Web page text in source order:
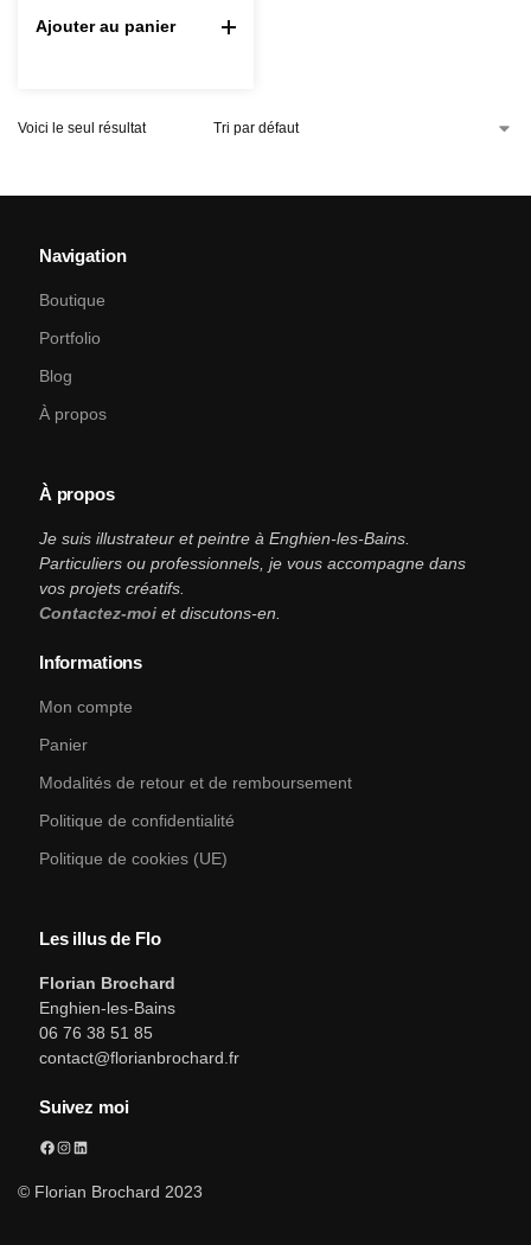
Ajouter au panier
Voici le seul résultat
Navigation
Boutique
Portfolio
Blog
À propos
À propos
Je suis illustrateur et peintre à Enghien-les-Bains.
Particuliers ou professionnels, je vous accompagne dans
vos projets créatifs.
Contactez-moi et discutons-en.
Informations
Mon compte
Panier
Modalités de retour et de remboursement
Politique de confidentialité
Politique de cookies (UE)
Les illus de Flo
Florian Brochard
Enghien-les-Bains
06 76 38 51 85
contact@florianbrochard.fr
Suivez moi
© Florian Brochard 2023